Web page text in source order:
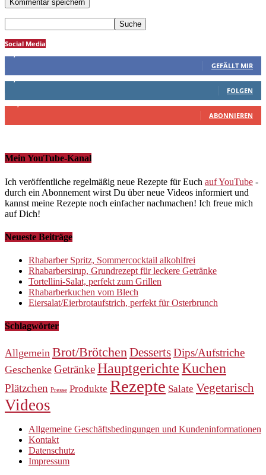
Social Media
GEFÄLLT MIR
FOLGEN
ABONNIEREN
Mein YouTube-Kanal
Ich veröffentliche regelmäßig neue Rezepte für Euch auf YouTube -
durch ein Abonnement wirst Du über neue Videos informiert und
kannst meine Rezepte noch einfacher nachmachen! Ich freue mich
auf Dich!
Neueste Beiträge
Rhabarber Spritz, Sommercocktail alkohlfrei
Rhabarbersirup, Grundrezept für leckere Getränke
Tortellini-Salat, perfekt zum Grillen
Rhabarberkuchen vom Blech
Eiersalat/Eierbrotaufstrich, perfekt für Osterbrunch
Schlagwörter
Allgemein Brot/Brötchen DessertsDips/Aufstriche
Geschenke GetränkeHauptgerichteKuchen
Plätzchen Presse Produkte Rezepte Salate Vegetarisch
Videos
Allgemeine Geschäftsbedingungen und Kundeninformationen
Kontakt
Datenschutz
Impressum